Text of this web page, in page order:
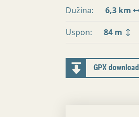
Dužina: 6,3 km
Uspon: 84 m
GPX download